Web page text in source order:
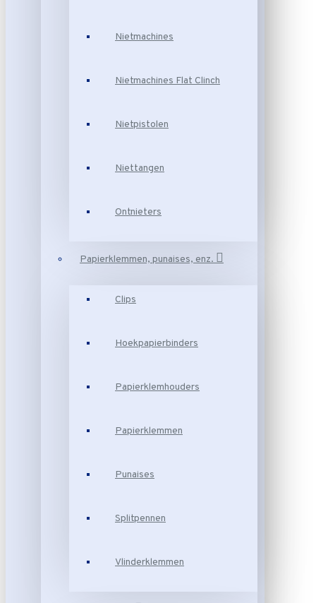
Nietmachines
Nietmachines Flat Clinch
Nietpistolen
Niettangen
Ontnieters
Papierklemmen, punaises, enz.
Clips
Hoekpapierbinders
Papierklemhouders
Papierklemmen
Punaises
Splitpennen
Vlinderklemmen